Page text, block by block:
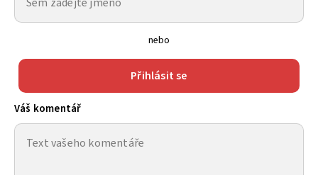
nebo
Přihlásit se
Váš komentář